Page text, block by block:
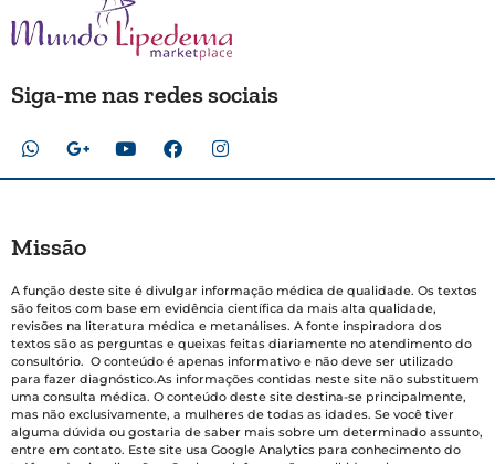
Siga-me nas redes sociais
Missão
A função deste site é divulgar informação médica de qualidade. Os textos
são feitos com base em evidência científica da mais alta qualidade,
revisões na literatura médica e metanálises. A fonte inspiradora dos
textos são as perguntas e queixas feitas diariamente no atendimento do
consultório. O conteúdo é apenas informativo e não deve ser utilizado
para fazer diagnóstico.As informações contidas neste site não substituem
uma consulta médica. O conteúdo deste site destina-se principalmente,
mas não exclusivamente, a mulheres de todas as idades. Se você tiver
alguma dúvida ou gostaria de saber mais sobre um determinado assunto,
entre em contato. Este site usa Google Analytics para conhecimento do